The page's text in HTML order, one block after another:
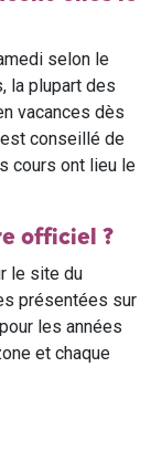
selon le
la plupart des
vacances dès
conseillé de
cours ont lieu le
officiel ?
le site du
présentées sur
les années
et chaque